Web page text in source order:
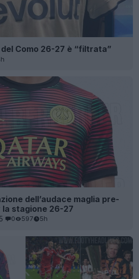
Como 26-27 è “filtrata”
dell’audace maglia pre-
la stagione 26-27
5 0 597 5h